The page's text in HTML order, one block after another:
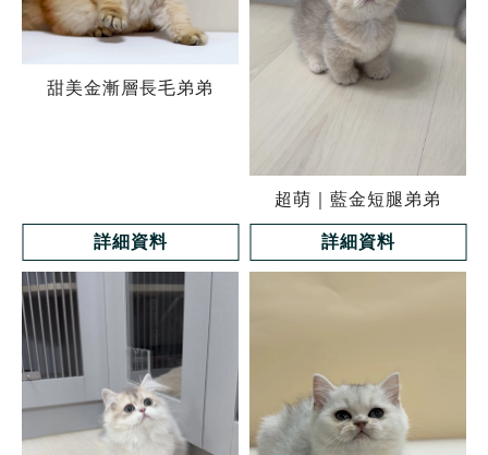
甜美金漸層長毛弟弟
詳細資料
超萌｜藍金短腿弟弟
詳細資料